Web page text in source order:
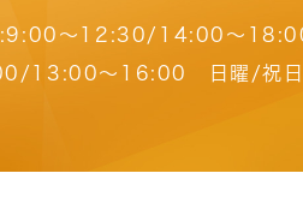
:9:00～12:30/14:00～
13:00～16:00
日曜/祝